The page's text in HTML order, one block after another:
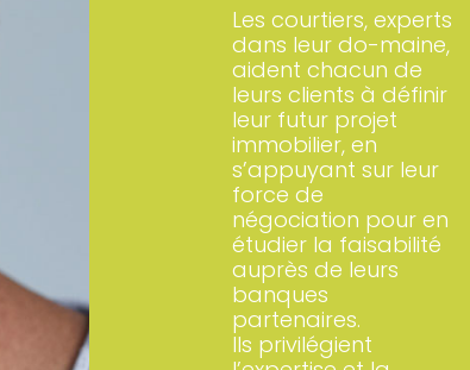
Les courtiers, experts
dans leur do-maine,
aident chacun de
leurs clients à définir
leur futur projet
immobilier, en
s’appuyant sur leur
force de
négociation pour en
étudier la faisabilité
auprès de leurs
banques
partenaires.
Ils privilégient